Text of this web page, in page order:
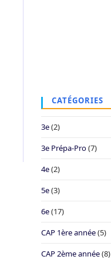
CATÉGORIES
3e(2)
3e Prépa-Pro(7)
4e(2)
5e(3)
6e(17)
CAP 1ère année(5)
CAP 2ème année(8)